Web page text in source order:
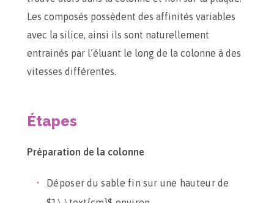
Les composés possèdent des affinités variables
avec la silice, ainsi ils sont naturellement
entrainés par l’éluant le long de la colonne à des
vitesses différentes.
Étapes
Préparation de la colonne
Déposer du sable fin sur une hauteur de